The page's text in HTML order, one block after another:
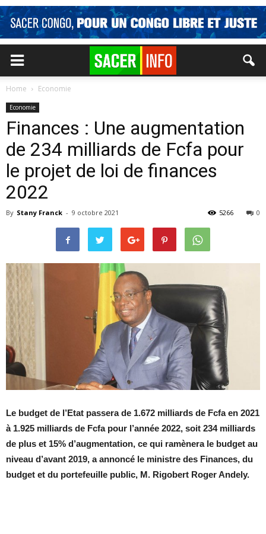
Home Economie
Economie
Finances : Une augmentation
de 234 milliards de Fcfa pour
le projet de loi de finances
2022
By Stany Franck - 9 octobre 2021 0
5266
Le budget de l’Etat passera de 1.672 milliards de Fcfa en 2021
à 1.925 milliards de Fcfa pour l’année 2022, soit 234 milliards
de plus et 15% d’augmentation, ce qui ramènera le budget au
niveau d’avant 2019, a annoncé le ministre des Finances, du
budget et du portefeuille public, M. Rigobert Roger Andely.